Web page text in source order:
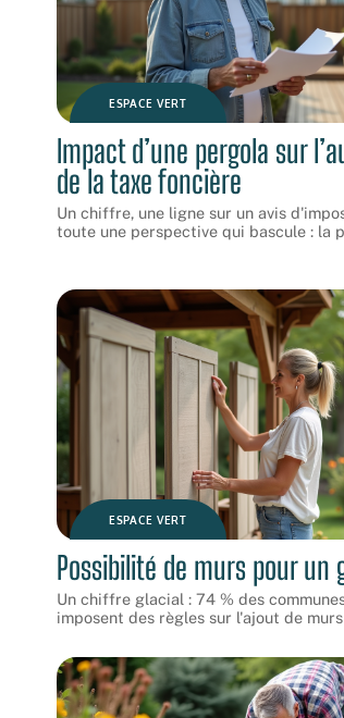
ESPACE VERT
Impact d’une pergola sur
de la taxe foncière
Un chiffre, une ligne sur un avis
toute une perspective qui bascule : la
ESPACE VERT
Possibilité de murs pour un
Un chiffre glacial : 74 % des
imposent des règles sur l'ajout de